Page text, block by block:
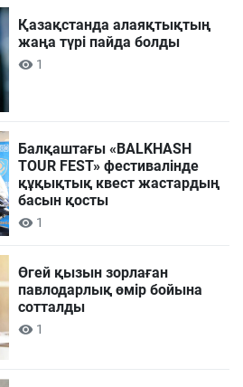
Қазақстанда алаяқтықтың
жаңа түрі пайда болды
1
Балқаштағы «BALKHASH
TOUR FEST» фестивалінде
құқықтық квест жастардың
басын қосты
1
Өгей қызын зорлаған
павлодарлық өмір бойына
сотталды
1